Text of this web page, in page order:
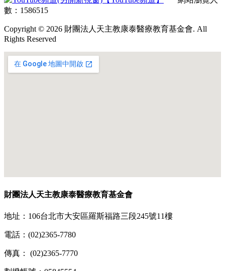
數：1586515
Copyright © 2026 財團法人天主教康泰醫療教育基金會. All
Rights Reserved
財團法人天主教康泰醫療教育基金會
地址：106台北市大安區羅斯福路三段245號11樓
電話：(02)2365-7780
傳真： (02)2365-7770